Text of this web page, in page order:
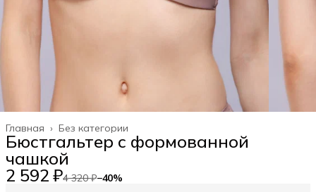
Без категории
Главная ›
Бюстгальтер с формованной
чашкой
2 592 ₽4 320 ₽−40%